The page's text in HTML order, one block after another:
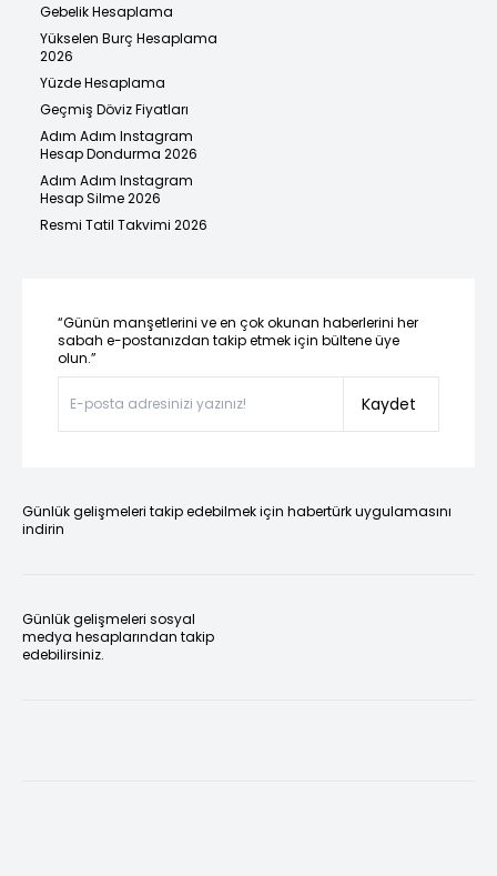
Gebelik Hesaplama
Yükselen Burç Hesaplama
2026
Yüzde Hesaplama
Geçmiş Döviz Fiyatları
Adım Adım Instagram
Hesap Dondurma 2026
Adım Adım Instagram
Hesap Silme 2026
Resmi Tatil Takvimi 2026
“Günün manşetlerini ve en çok okunan haberlerini her
sabah e-postanızdan takip etmek için bültene üye
olun.”
Kaydet
Günlük gelişmeleri takip edebilmek için habertürk uygulamasını
indirin
Günlük gelişmeleri sosyal
medya hesaplarından takip
edebilirsiniz.